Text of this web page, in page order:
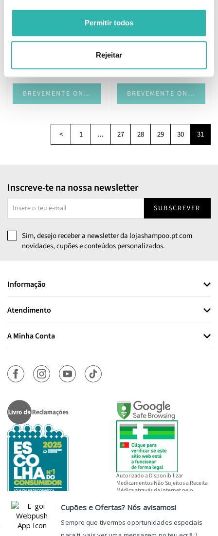
Permitir todos
Rejeitar
Widi Care Blindando a
€13.90€16. PVPR
BREVEMENTE ONLINE
Moroccanoil Brilho e
Fragrância
€91.37€123. PVPR
BREVEMENTE ONLINE
< 1 ... 27 28 29 30 31
Inscreve-te na nossa newsletter
SUBSCREVER
Sim, desejo receber a newsletter da lojashampoo.pt com
novidades, cupões e conteúdos personalizados.
Informação
Atendimento
A Minha Conta
Autorizado a Disponibilizar
Medicamentos Não Sujeitos a Receita
Médica através da Internet pelo